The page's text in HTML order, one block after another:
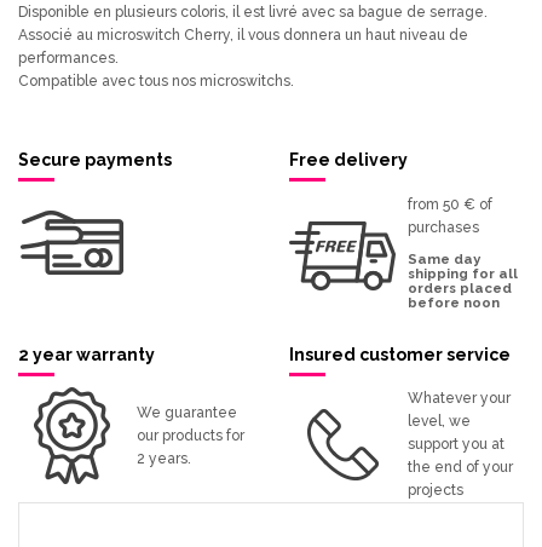
Disponible en plusieurs coloris, il est livré avec sa bague de serrage.
Associé au microswitch Cherry, il vous donnera un haut niveau de
performances.
Compatible avec tous nos microswitchs.
Secure payments Free delivery
from 50 € of
purchases
Same day
shipping for all
orders placed
before noon
2 year warranty
We guarantee
our products for
2 years.
Insured customer service
Whatever your
level, we
support you at
the end of your
projects